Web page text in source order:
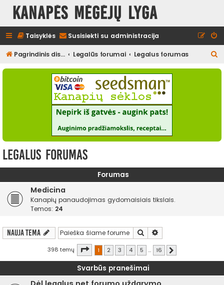
Kanapės mėgėjų lyga
Taisyklės Susisiekti su administracija
Pagrindinis diskusijų puslapis Legalūs forumai Legalus forumas
e
Legalus forumas
Forumas
Medicina
Kanapių panaudojimas gydomaisiais tikslais.
Temos: 24
Nauja tema Ieškoti
398 temų Puslapis iš 16
1 2 3 4 5 … 16
Svarbūs pranešimai